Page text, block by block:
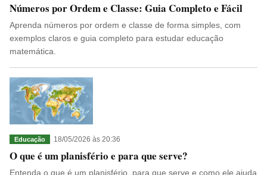
Números por Ordem e Classe: Guia Completo e Fácil
Aprenda números por ordem e classe de forma simples, com
exemplos claros e guia completo para estudar educação
matemática.
Educação 18/05/2026 às 20:36
O que é um planisfério e para que serve?
Entenda o que é um planisfério, para que serve e como ele ajuda